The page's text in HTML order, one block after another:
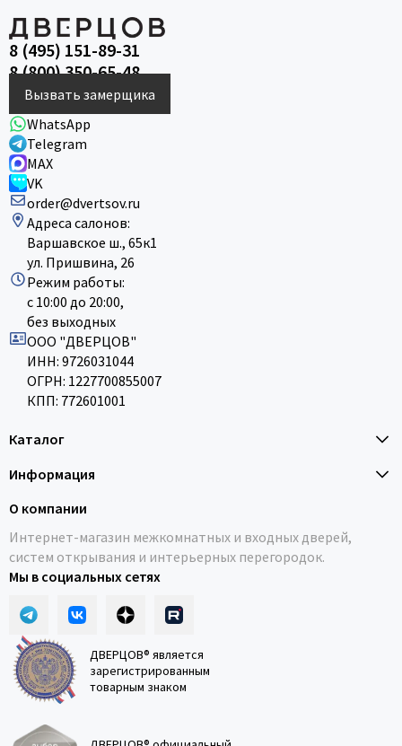
8 (495) 151-89-31
8 (800) 350-65-48
Вызвать замерщика
WhatsApp
Telegram
MAX
VK
order@dvertsov.ru
Адреса салонов:
Варшавское ш., 65к1
ул. Пришвина, 26
Режим работы:
с 10:00 до 20:00,
без выходных
ООО "ДВЕРЦОВ"
ИНН: 9726031044
ОГРН: 1227700855007
КПП: 772601001
Каталог
Информация
О компании
Интернет-магазин межкомнатных и входных дверей,
систем открывания и интерьерных перегородок.
Мы в социальных сетях
ДВЕРЦОВ® является
зарегистрированным
товарным знаком